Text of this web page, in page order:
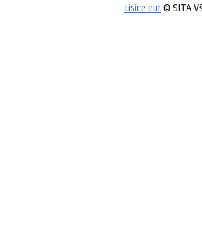
tisíce eur© SITA